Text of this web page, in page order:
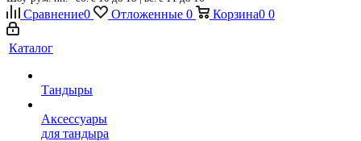
Сравнение0 Отложенные 0 Корзина0 0
Каталог
Тандыры
Аксессуары
для тандыра